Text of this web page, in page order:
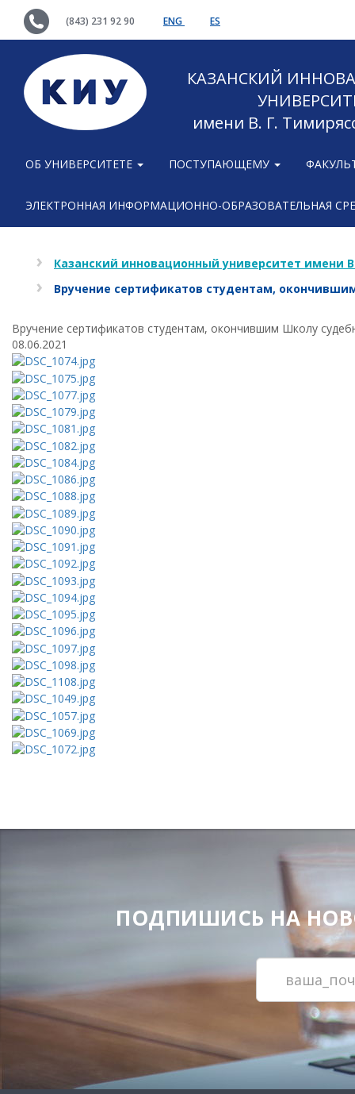
(843) 231 92 90 ENG ES
КАЗАНСКИЙ
имени В. Г.
ОБ УНИВЕРСИТЕТЕ ПОСТУПАЮЩЕМУ
ЭЛЕКТРОННАЯ ИНФОРМАЦИОННО-ОБРАЗОВАТЕЛЬНАЯ
Казанский инновационный университет имени
Вручение сертификатов студентам,
Вручение сертификатов студентам, окончившим Школу
08.06.2021
ПОДПИШИСЬ НА